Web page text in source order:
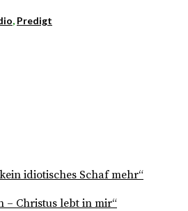
, Predigt
idiotisches Schaf mehr“
– Christus lebt in mir“